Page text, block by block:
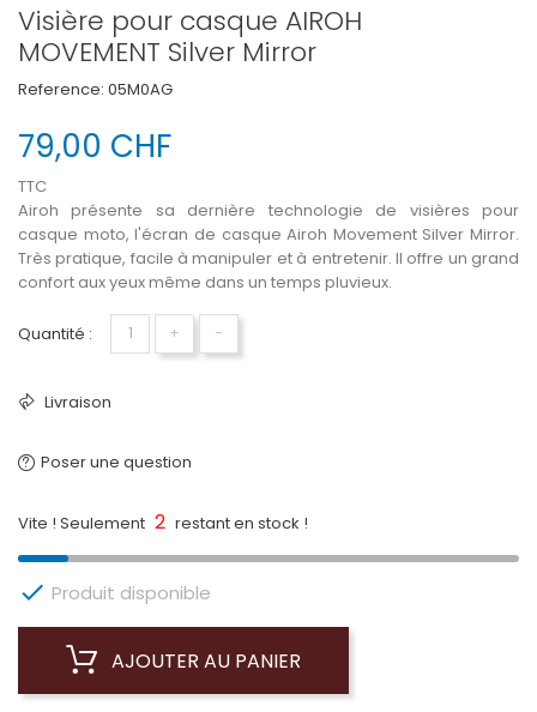
Visière pour casque AIROH
MOVEMENT Silver Mirror
Reference: 05M0AG
79,00 CHF
TTC
Airoh présente sa dernière technologie de visières pour
casque moto, l'écran de casque Airoh Movement Silver Mirror.
Très pratique, facile à manipuler et à entretenir. Il offre un grand
confort aux yeux même dans un temps pluvieux.
Quantité : + −
Livraison
Poser une question
Vite ! Seulement 2 restant en stock !
 Produit disponible
AJOUTER AU PANIER